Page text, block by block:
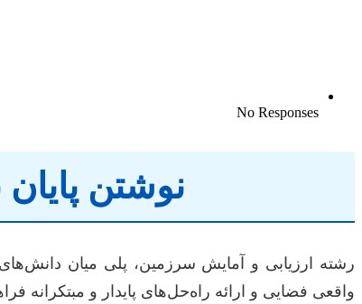
No Responses
نوشتن
رشته ارزیابی و آمایش سرزمین، پلی میان
واقعی فضایی و ارائه راه‌حل‌های پایدار و مبتکرانه